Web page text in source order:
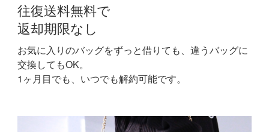
往復送料無料で
返却期限なし
お気に入りのバッグをずっと借りても、違うバッグに
交換してもOK。
1ヶ月目でも、いつでも解約可能です。